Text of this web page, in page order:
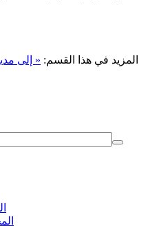
المزيد في هذا القسم: « إلى